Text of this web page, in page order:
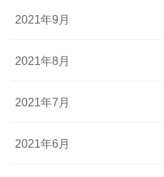
2021年9月
2021年8月
2021年7月
2021年6月